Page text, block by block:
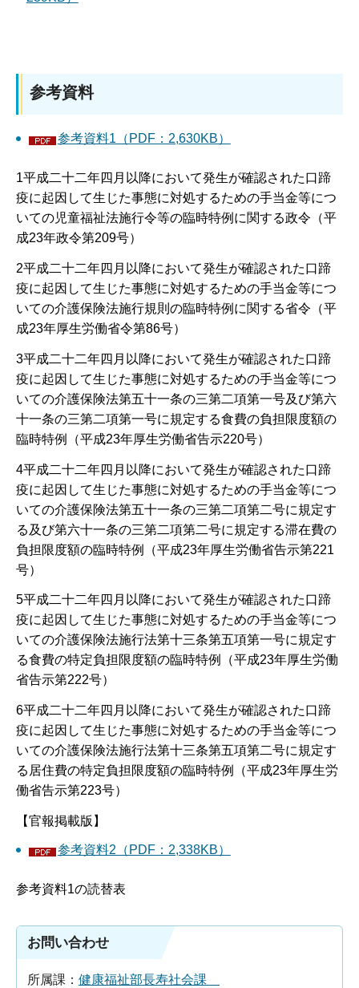
参考資料
参考資料1（PDF：2,630KB）
1平成二十二年四月以降において発生が確認された口蹄
疫に起因して生じた事態に対処するための手当金等につ
いての児童福祉法施行令等の臨時特例に関する政令（平
成23年政令第209号）
2平成二十二年四月以降において発生が確認された口蹄
疫に起因して生じた事態に対処するための手当金等につ
いての介護保険法施行規則の臨時特例に関する省令（平
成23年厚生労働省令第86号）
3平成二十二年四月以降において発生が確認された口蹄
疫に起因して生じた事態に対処するための手当金等につ
いての介護保険法第五十一条の三第二項第一号及び第六
十一条の三第二項第一号に規定する食費の負担限度額の
臨時特例（平成23年厚生労働省告示220号）
4平成二十二年四月以降において発生が確認された口蹄
疫に起因して生じた事態に対処するための手当金等につ
いての介護保険法第五十一条の三第二項第二号に規定す
る及び第六十一条の三第二項第二号に規定する滞在費の
負担限度額の臨時特例（平成23年厚生労働省告示第221
号）
5平成二十二年四月以降において発生が確認された口蹄
疫に起因して生じた事態に対処するための手当金等につ
いての介護保険法施行法第十三条第五項第一号に規定す
る食費の特定負担限度額の臨時特例（平成23年厚生労働
省告示第222号）
6平成二十二年四月以降において発生が確認された口蹄
疫に起因して生じた事態に対処するための手当金等につ
いての介護保険法施行法第十三条第五項第二号に規定す
る居住費の特定負担限度額の臨時特例（平成23年厚生労
働省告示第223号）
【官報掲載版】
参考資料2（PDF：2,338KB）
参考資料1の読替表
お問い合わせ
所属課： 健康福祉部長寿社会課